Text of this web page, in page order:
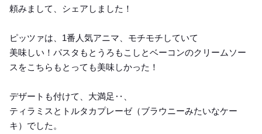
頼みまして、シェアしました！
ピッツァは、1番人気アニマ、モチモチしていて
美味しい！パスタもとうろもこしとベーコンのクリームソー
スをこちらもとっても美味しかった！
デザートも付けて、大満足‥、
ティラミスとトルタカプレーゼ（ブラウニーみたいなケー
キ）でした。